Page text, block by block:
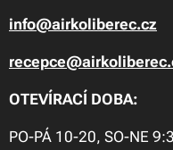
info@airkoliberec.cz
OTEVÍRACÍ DOBA:
PO-PÁ 10-20, SO-NE